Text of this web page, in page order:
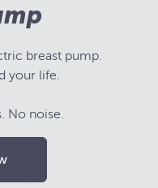
breast pump.
your life.
No noise.